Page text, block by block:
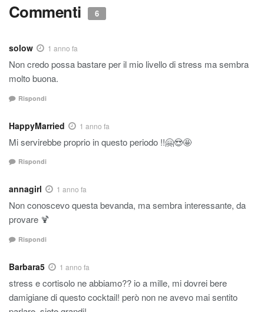
Commenti 6
solow 1 anno fa
Non credo possa bastare per il mio livello di stress ma sembra
molto buona.
Rispondi
HappyMarried 1 anno fa
Mi servirebbe proprio in questo periodo !!🤗😍🤩
Rispondi
annagirl 1 anno fa
Non conoscevo questa bevanda, ma sembra interessante, da
provare 🍹
Rispondi
Barbara5 1 anno fa
stress e cortisolo ne abbiamo?? io a mille, mi dovrei bere
damigiane di questo cocktail! però non ne avevo mai sentito